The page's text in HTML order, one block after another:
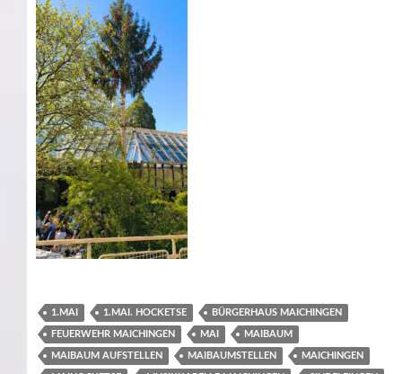
1.MAI 1.MAI. HOCKETSE BÜRGERHAUS MAICHINGEN
FEUERWEHR MAICHINGEN MAI MAIBAUM
MAIBAUM AUFSTELLEN MAIBAUMSTELLEN MAICHINGEN